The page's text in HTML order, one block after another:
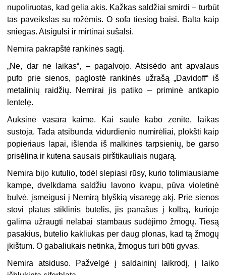
nupoliruotas, kad gelia akis. Kažkas saldžiai smirdi – turbūt
tas paveikslas su rožėmis. O sofa tiesiog baisi. Balta kaip
sniegas. Atsigulsi ir mirtinai sušalsi.
Nemira pakrapštė rankinės sagtį.
„Ne, dar ne laikas“, – pagalvojo. Atsisėdo ant apvalaus
pufo prie sienos, paglostė rankinės užrašą „Davidoff“ iš
metalinių raidžių. Nemirai jis patiko – priminė antkapio
lentelę.
Auksinė vasara kaime. Kai saulė kabo zenite, laikas
sustoja. Tada atsibunda vidurdienio numirėliai, plokšti kaip
popieriaus lapai, išlenda iš malkinės tarpsienių, be garso
prisėlina ir kutena sausais pirštikauliais nugarą.
Nemira bijo kutulio, todėl slepiasi rūsy, kurio tolimiausiame
kampe, dvelkdama saldžiu lavono kvapu, pūva violetinė
bulvė, įsmeigusi į Nemirą blyškią visaregę akį. Prie sienos
stovi platus stiklinis butelis, jis panašus į kolbą, kurioje
galima užraugti nelabai stambaus sudėjimo žmogų. Tiesą
pasakius, butelio kakliukas per daug plonas, kad tą žmogų
įkištum. O gabaliukais netinka, žmogus turi būti gyvas.
Nemira atsiduso. Pažvelgė į saldaininį laikrodį, į laiko